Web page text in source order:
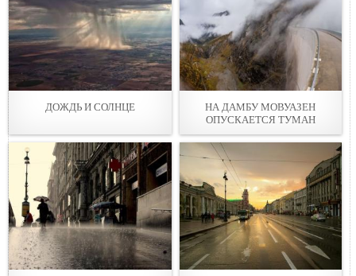
ДОЖДЬ И СОЛНЦЕ
НА ДАМБУ МОВУАЗЕН
ОПУСКАЕТСЯ ТУМАН